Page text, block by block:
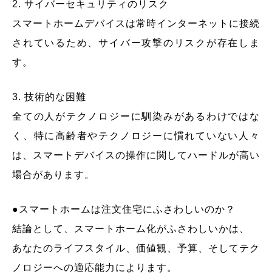
2. サイバーセキュリティのリスク
スマートホームデバイスは常時インターネットに接続
されているため、サイバー攻撃のリスクが存在しま
す。
3. 技術的な困難
全ての人がテクノロジーに馴染みがあるわけではな
く、特に高齢者やテクノロジーに慣れていない人々
は、スマートデバイスの操作に関してハードルが高い
場合があります。
●スマートホームは注文住宅にふさわしいのか？
結論として、スマートホーム化がふさわしいかは、
あなたのライフスタイル、価値観、予算、そしてテク
ノロジーへの適応能力によります。